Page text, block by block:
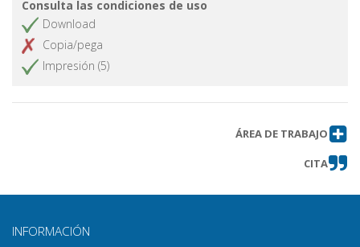
Consulta las condiciones de uso
Download
Copia/pega
Impresión (5)
ÁREA DE TRABAJO
CITA
INFORMACIÓN